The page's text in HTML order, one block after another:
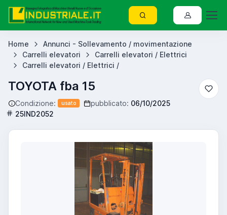
Home
Annunci - Sollevamento / movimentazione
Carrelli elevatori
Carrelli elevatori / Elettrici
Carrelli elevatori / Elettrici /
TOYOTA fba 15
Condizione: usato pubblicato: 06/10/2025
25IND2052